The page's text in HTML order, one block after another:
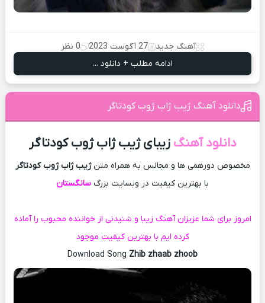
آهنگ جدید 27 آگوست 2023
0 نظر
ادامه مطلب + دانلود ...
دانلود آهنگ ژیب ژاب ژوب کودتاگر
دانلود آهنگ زیبای ژیب ژاب ژوب کودتاگر
مخصوص دورهمی ها و مجالس به همراه متنژیب ژاب ژوب کودتاگر
با بهترین کیفیت در وبسایت بزرگ سانگستان
امروز برای شما عزیزان آهنگ زیبا و شنیدنی از خواننده محبوب را آماده
کرده ایم با بهترین کیفیت موجود
Download Song Zhib zhaab zhoob